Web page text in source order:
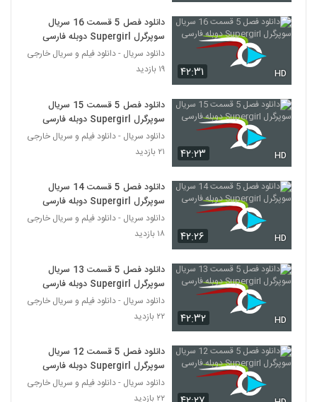
۴۲:۳۱ HD
دانلود فصل 5 قسمت 16 سریال
سوپرگرل Supergirl دوبله فارسی
دانلود سریال - دانلود فیلم و سریال خارجی
۱۹ بازدید
۴۲:۲۳ HD
دانلود فصل 5 قسمت 15 سریال
سوپرگرل Supergirl دوبله فارسی
دانلود سریال - دانلود فیلم و سریال خارجی
۲۱ بازدید
۴۲:۲۶ HD
دانلود فصل 5 قسمت 14 سریال
سوپرگرل Supergirl دوبله فارسی
دانلود سریال - دانلود فیلم و سریال خارجی
۱۸ بازدید
۴۲:۳۲ HD
دانلود فصل 5 قسمت 13 سریال
سوپرگرل Supergirl دوبله فارسی
دانلود سریال - دانلود فیلم و سریال خارجی
۲۲ بازدید
دانلود فصل 5 قسمت 12 سریال
سوپرگرل Supergirl دوبله فارسی
دانلود سریال - دانلود فیلم و سریال خارجی
۲۲ بازدید